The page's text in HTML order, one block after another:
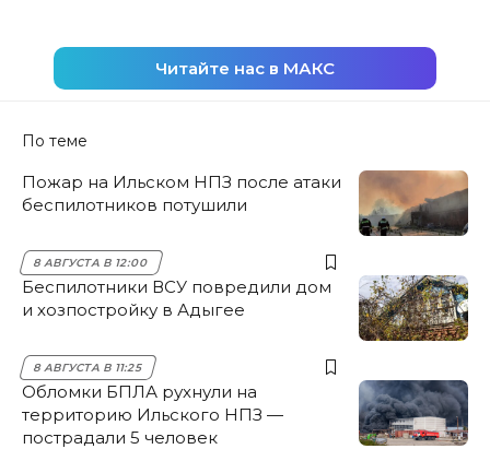
Читайте нас в МАКС
По теме
Пожар на Ильском НПЗ после атаки
беспилотников потушили
8 АВГУСТА В 12:00
Беспилотники ВСУ повредили дом
и хозпостройку в Адыгее
8 АВГУСТА В 11:25
Обломки БПЛА рухнули на
территорию Ильского НПЗ —
пострадали 5 человек